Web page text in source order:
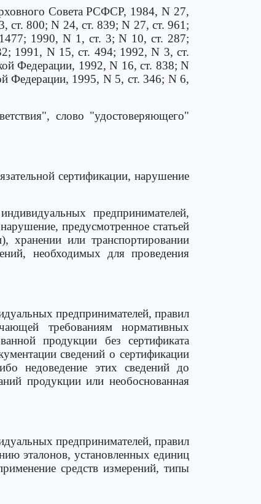
Совета РСФСР, 1984, N 27,
ст. 800; N 24, ст. 839; N 27, ст. 961;
1990, N 1, ст. 3; N 10, ст. 287;
1991, N 15, ст. 494; 1992, N 3, ст.
Федерации, 1992, N 16, ст. 838; N
Федерации, 1995, N 5, ст. 346; N 6,
слово "удостоверяющего"
сертификации, нарушение
предпринимателей,
предусмотренное статьей
хранении или транспортировании
необходимых для проведения
предпринимателей, правил
требованиям нормативных
продукции без сертификата
сведений о сертификации
недоведение этих сведений до
продукции или необоснованная
предпринимателей, правил
эталонов, установленных единиц
средств измерений, типы